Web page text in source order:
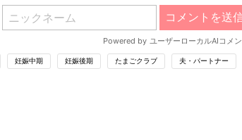
妊娠中期 妊娠後期 たまごクラブ 夫・パートナー